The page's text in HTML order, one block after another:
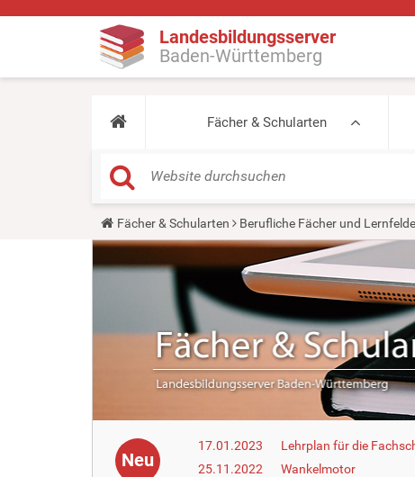
Landesbildungsserver
Baden-Württemberg
Fächer & Schularten
Y
o
u
a
r
Fächer & Schularten Berufliche Fächer und
Neu
17.01.2023
Lehrplan für die
25.11.2022
Wankelmotor